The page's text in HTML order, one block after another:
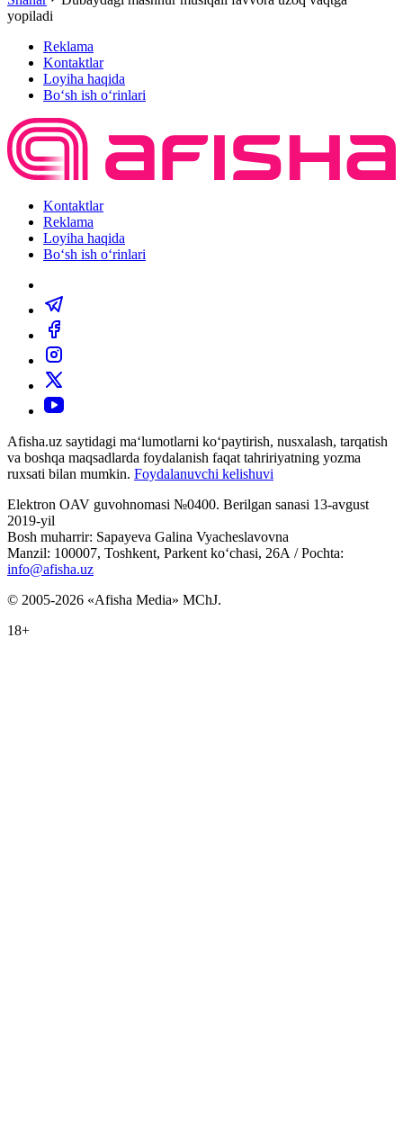
yopiladi
Reklama
Kontaktlar
Loyiha haqida
Bo‘sh ish o‘rinlari
Kontaktlar
Reklama
Loyiha haqida
Bo‘sh ish o‘rinlari
Afisha.uz saytidagi ma‘lumotlarni ko‘paytirish, nusxalash, tarqatish
va boshqa maqsadlarda foydalanish faqat tahririyatning yozma
ruxsati bilan mumkin. Foydalanuvchi kelishuvi
Elektron OAV guvohnomasi №0400. Berilgan sanasi 13-avgust
2019-yil
Bosh muharrir: Sapayeva Galina Vyacheslavovna
Manzil: 100007, Toshkent, Parkent ko‘chasi, 26А / Pochta:
info@afisha.uz
© 2005-2026 «Afisha Media» MChJ.
18+